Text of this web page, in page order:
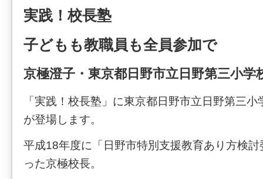
実践！校長塾
子どもも教職員も全員参加で
京極澄子・東京都日野市立日野第三小学
「実践！校長塾」に東京都日野市立日野第三
が登場します。
平成18年度に「日野市特別支援教育あり方検
った京極校長。